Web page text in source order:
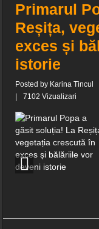
Primarul
Reșița,
exces și
istorie
Posted by Karina Tincul
7102 Vizualizari